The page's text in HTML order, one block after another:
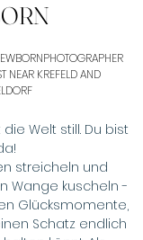
NEAR KREFELD AND
Welt still. Du bist
streicheln und
Wange kuscheln -
Glücksmomente,
Schatz endlich